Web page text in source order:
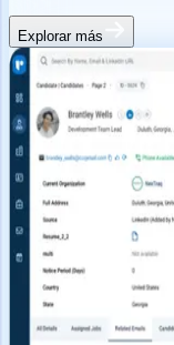
Explorar más